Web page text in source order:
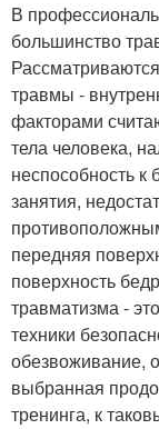
В
большинство
травмы -
факторами
тела человека,
неспособность
занятия,
передняя
поверхность
травматизма -
техники
обезвоживание,
выбранная
тренинга, к